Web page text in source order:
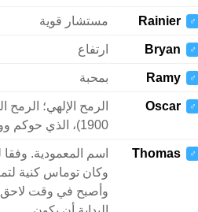
♂
Rainier مستشار قوية
♂
Bryan ارتفاع
♂
Ramy بمحبة
♂
Oscar
1900)، الذي حوكم ووضع في السجن لالشذوذ الجنسي.
♂
Thomas
اسم المعمودية.
وكان توماس كنية
وأصبح في وقت لاحق